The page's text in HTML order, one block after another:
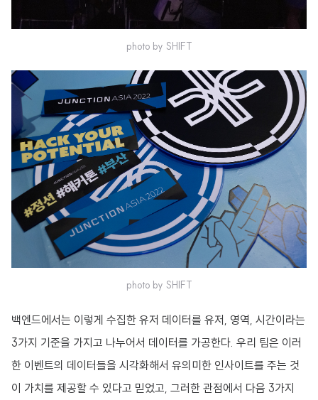
photo by SHIFT
photo by SHIFT
백엔드에서는 이렇게 수집한 유저 데이터를 유저, 영역, 시간이라는
3가지 기준을 가지고 나누어서 데이터를 가공한다. 우리 팀은 이러
한 이벤트의 데이터들을 시각화해서 유의미한 인사이트를 주는 것
이 가치를 제공할 수 있다고 믿었고, 그러한 관점에서 다음 3가지